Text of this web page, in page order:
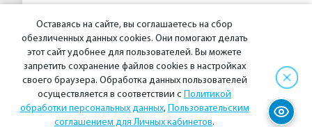
Предыдущая новость
© 2026 АО «Энергосбытовая компания «Восток»
Оставаясь на сайте, вы соглашаетесь на сбор
обезличенных данных cookies. Они помогают делать
этот сайт удобнее для пользователей. Вы можете
запретить сохранение файлов cookies в настройках
своего браузера. Обработка данных пользователей
осуществляется в соответствии с Политикой
обработки персональных данных, Пользовательским
соглашением для Личных кабинетов.